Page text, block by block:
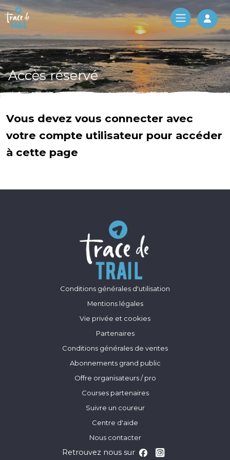
Log
Accès réservé
Vous devez vous connecter avec
votre compte utilisateur pour accéder
à cette page
Conditions générales d'utilisation
Mentions légales
Vie privée et cookies
Partenaires
Conditions générales de ventes
Abonnements grand public
Offre organisateurs / pro
Courses partenaires
Suivre un coureur
Centre d'aide
Nous contacter
Retrouvez nous sur